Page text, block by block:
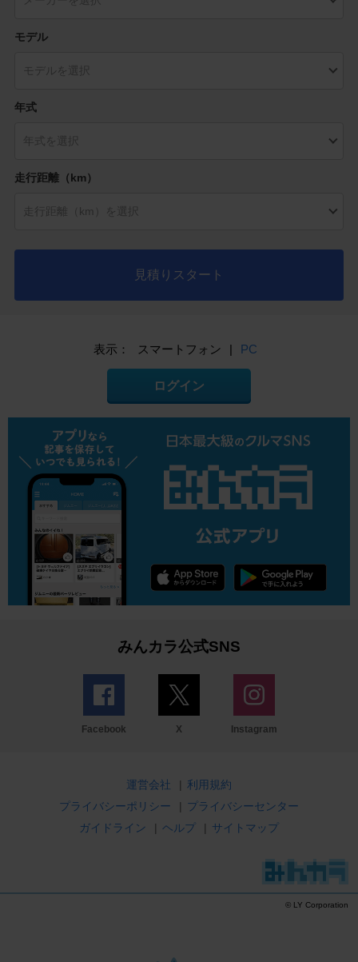
モデル
年式
走行距離（km）
見積りスタート
表示： スマートフォン | PC
ログイン
みんカラ公式SNS
Facebook X Instagram
運営会社 | 利用規約
プライバシーポリシー
| プライバシーセンター
ガイドライン
| ヘルプ | サイトマップ
© LY Corporation